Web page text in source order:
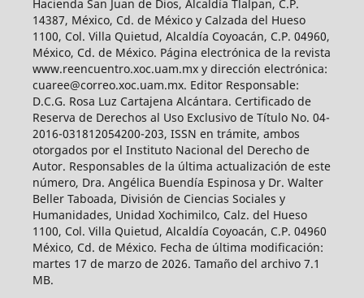
Hacienda San Juan de Dios, Alcaldía Tlalpan, C.P.
14387, México, Cd. de México y Calzada del Hueso
1100, Col. Villa Quietud, Alcaldía Coyoacán, C.P. 04960,
México, Cd. de México. Página electrónica de la revista
www.reencuentro.xoc.uam.mx y dirección electrónica:
cuaree@correo.xoc.uam.mx. Editor Responsable:
D.C.G. Rosa Luz Cartajena Alcántara. Certificado de
Reserva de Derechos al Uso Exclusivo de Título No. 04-
2016-031812054200-203, ISSN en trámite, ambos
otorgados por el Instituto Nacional del Derecho de
Autor. Responsables de la última actualización de este
número, Dra. Angélica Buendía Espinosa y Dr. Walter
Beller Taboada, División de Ciencias Sociales y
Humanidades, Unidad Xochimilco, Calz. del Hueso
1100, Col. Villa Quietud, Alcaldía Coyoacán, C.P. 04960
México, Cd. de México. Fecha de última modificación:
martes 17 de marzo de 2026. Tamaño del archivo 7.1
MB.